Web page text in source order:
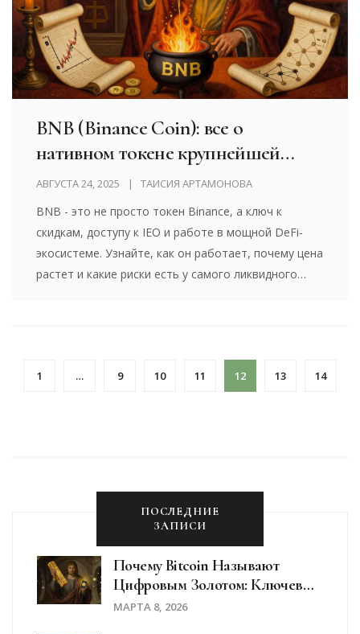
BNB (Binance Coin): все о
нативном токене крупнейшей
криптовалютной биржи
АВГУСТА 24, 2025 ТАИСИЯ АРТАМОНОВА
BNB - это не просто токен Binance, а ключ к
скидкам, доступу к IEO и работе в мощной DeFi-
экосистеме. Узнайте, как он работает, почему цена
растет и какие риски есть у самого ликвидного
1 … 9 10 11 12 13 14
ПОСЛЕДНИЕ
ЗАПИСИ
Почему Bitcoin Называют
Цифровым Золотом: Ключевые
Причины И Реальность
МАРТА 8, 2026